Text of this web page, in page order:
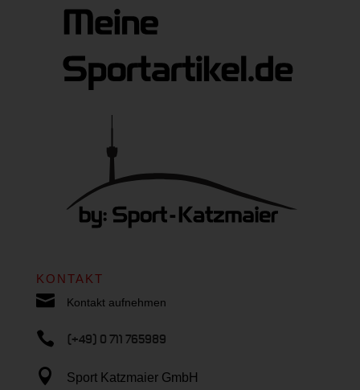
KONTAKT
 Kontakt aufnehmen
 (+49) 0 711 765989

Sport Katzmaier GmbH